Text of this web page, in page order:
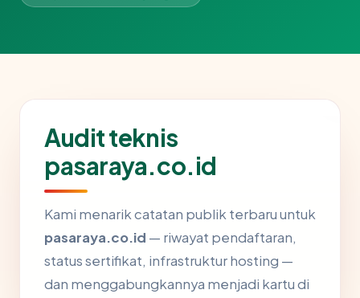
Audit teknis
pasaraya.co.id
Kami menarik catatan publik terbaru untuk
pasaraya.co.id — riwayat pendaftaran,
status sertifikat, infrastruktur hosting —
dan menggabungkannya menjadi kartu di